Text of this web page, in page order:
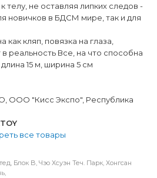
телу, не оставляя липких следов -
новичков в БДСМ мире, так и для
кляп, повязка на глаза,
реальность Все, на что способна
15 м, ширина 5 см
ОOО "Кисс Экспо", Республика
все товары
Блок B, Чэо Хсуэн Теч. Парк, Хонгсан